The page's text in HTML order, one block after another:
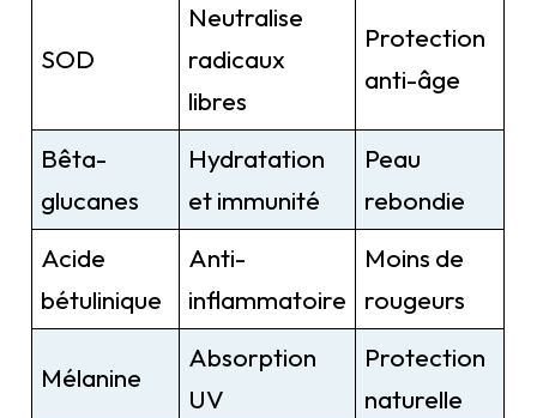
SOD
Neutralise
radicaux
libres
Protection
anti-âge
Bêta-
glucanes
Hydratation
et immunité
Peau
rebondie
Acide
bétulinique
Anti-
inflammatoire
Moins de
rougeurs
Mélanine
Absorption
UV
Protection
naturelle